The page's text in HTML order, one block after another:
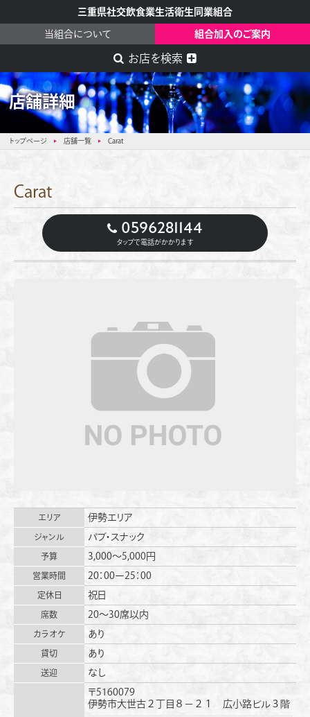
三重県社交飲食業生活衛生同業組合
当組合について 組合加入のご案内
お店を検索
店舗詳細
トップページ 店舗一覧 Carat
Carat
0596281144
タップで電話がかかります
エリア 伊勢エリア
ジャンル パブ・スナック
予算 3,000〜5,000円
営業時間 20：00ー25：00
定休日 祝日
席数 20〜30席以内
カラオケ あり
貸切 あり
送迎 なし
〒5160079
伊勢市大世古２丁目８−２１ 広小路ビル３階